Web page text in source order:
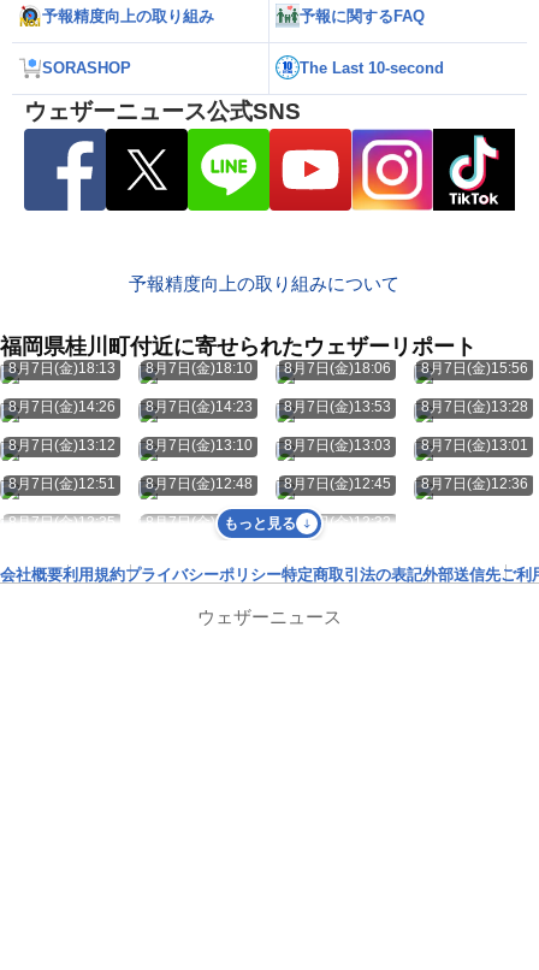
予報精度向上の取り組み 予報に関するFAQ
SORASHOP The Last 10-second
ウェザーニュース公式SNS
予報精度向上の取り組みについて
福岡県桂川町付近に寄せられたウェザーリポート
8月7日(金)18:13 8月7日(金)18:10 8月7日(金)18:06 8月7日(金)15:56
8月7日(金)14:26 8月7日(金)14:23 8月7日(金)13:53 8月7日(金)13:28
8月7日(金)13:12 8月7日(金)13:10 8月7日(金)13:03 8月7日(金)13:01
8月7日(金)12:51 8月7日(金)12:48 8月7日(金)12:45 8月7日(金)12:36
8月7日(金)12:35 8月7日(金)12:32 8月7日(金)12:32
もっと見る
会社概要利用規約プライバシーポリシー特定商取引法の表記外部送信先ご利
ウェザーニュース